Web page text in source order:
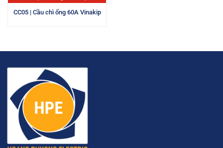
CC05 | Cầu chì ống 60A Vinakip